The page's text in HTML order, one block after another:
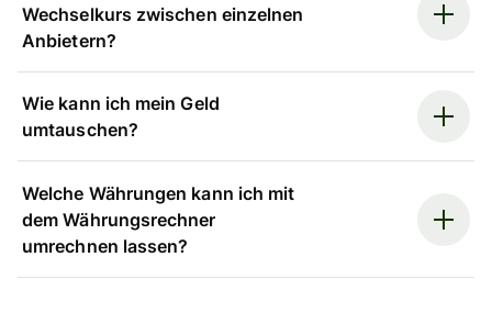
Wechselkurs zwischen einzelnen
Anbietern?
Wie kann ich mein Geld
umtauschen?
Welche Währungen kann ich mit
dem Währungsrechner
umrechnen lassen?